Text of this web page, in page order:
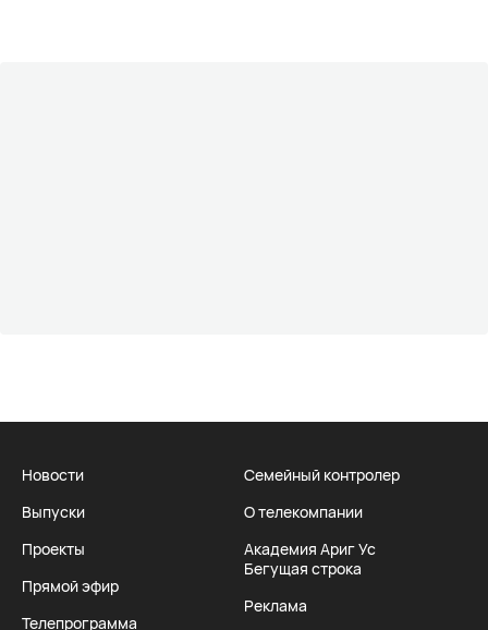
Новости
Выпуски
Проекты
Прямой эфир
Телепрограмма
Семейный контролер
О телекомпании
Академия Ариг Ус
Бегущая строка
Реклама